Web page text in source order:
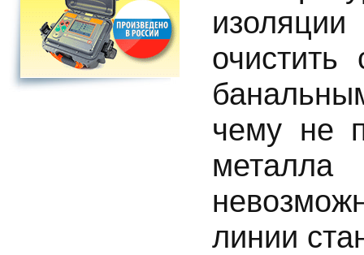
чему не
линии